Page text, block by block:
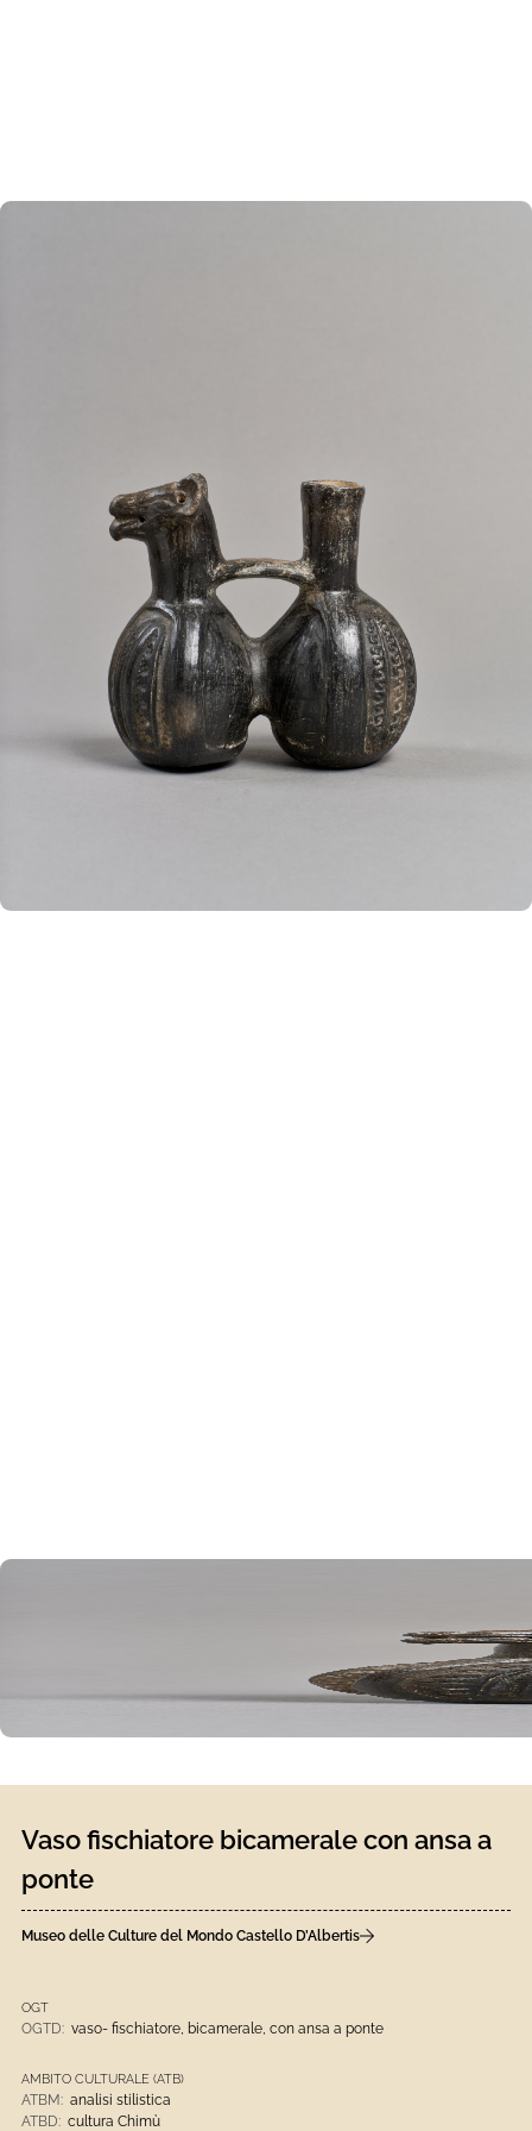
Vaso fischiatore bicamerale con ansa a
ponte
Museo delle Culture del Mondo Castello D’Albertis
OGT
OGTD: vaso- fischiatore, bicamerale, con ansa a ponte
AMBITO CULTURALE (ATB)
ATBM: analisi stilistica
ATBD: cultura Chimù